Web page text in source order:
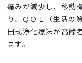
痛みが減少し、移動
り、ＱＯＬ（生活の
田式浄化療法が高齢
ます。